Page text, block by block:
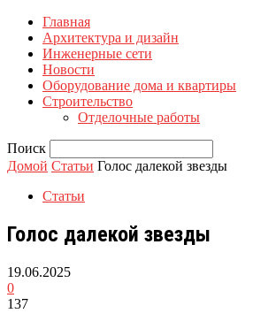
Главная
Архитектура и дизайн
Инженерные сети
Новости
Оборудование дома и квартиры
Строительство
Отделочные работы
Поиск
Домой Статьи Голос далекой звезды
Статьи
Голос далекой звезды
19.06.2025
0
137